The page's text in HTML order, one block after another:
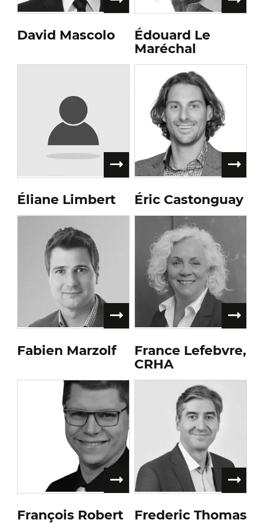
David Mascolo
Édouard Le
Maréchal
Éliane Limbert Éric Castonguay
Fabien Marzolf
France Lefebvre,
CRHA
François Robert Frederic Thomas